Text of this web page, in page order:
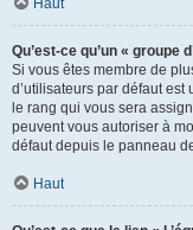
Haut
Qu’est-ce qu’un « groupe
Si vous êtes membre de
d’utilisateurs par défaut
le rang qui vous sera
peuvent vous autoriser à
défaut depuis le panneau
Haut